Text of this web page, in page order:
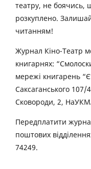
театру, не боячись,
розкуплено.
читанням!
Журнал Кіно-Театр
книгарнях:
мережі книгарень
Саксаганського 107/
Сковороди, 2,
Передплатити
поштових
74249.